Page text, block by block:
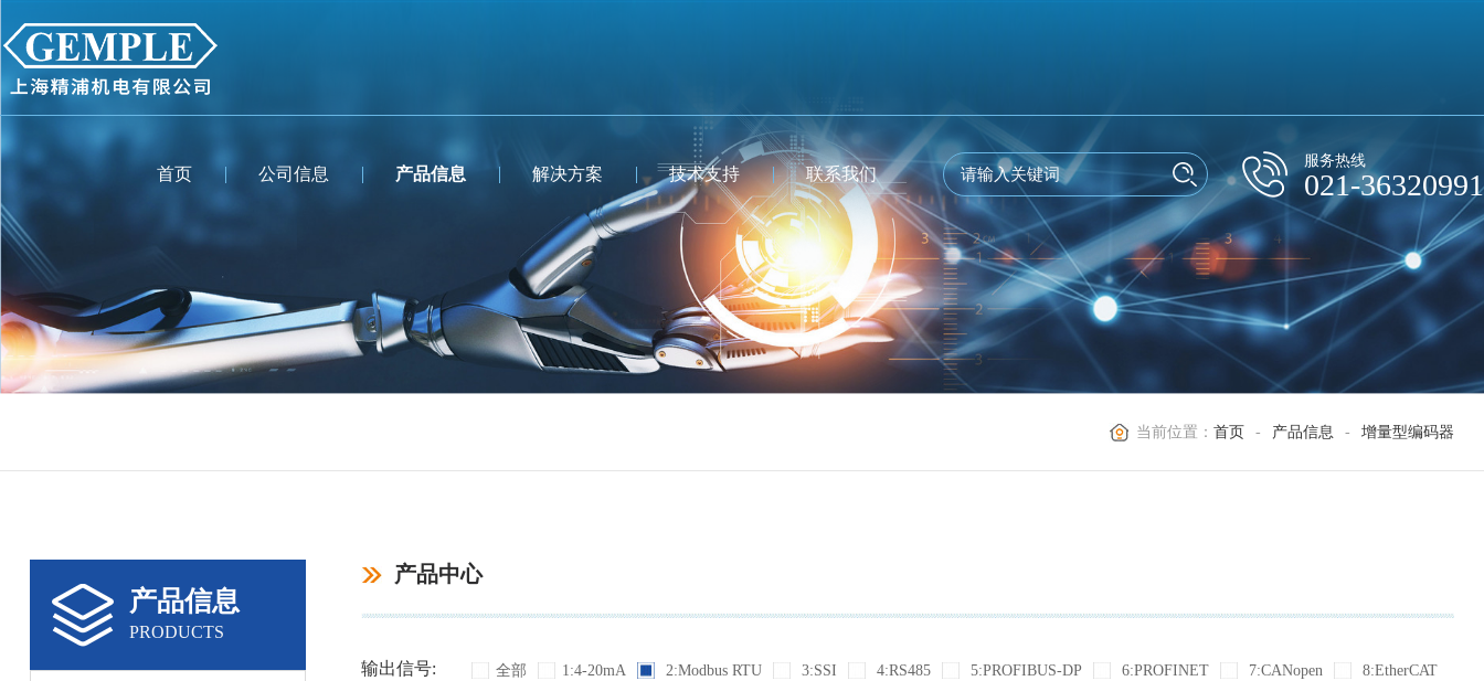
首页 公司信息 产品信息 解决方案 技术支持 联系我们
服务热线
021-36320991
当前位置：首页 - 产品信息 - 增量型编码器
产品信息
PRODUCTS
产品中心
输出信号: 全部 1:4-20mA 2:Modbus RTU 3:SSI 4:RS485 5:PROFIBUS-DP 6:PROFINET 7:CANopen
8:EtherCAT